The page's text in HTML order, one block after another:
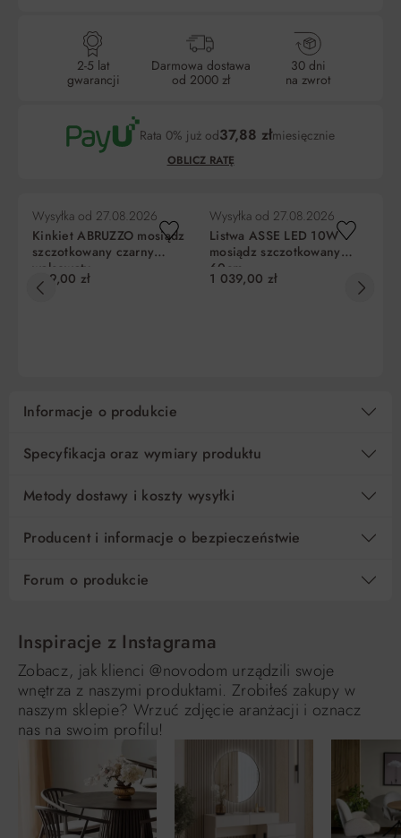
2-5 lat
gwarancji
Darmowa dostawa
od 2000 zł
30 dni
na zwrot
Rata 0% już od37,88 złmiesięcznie
OBLICZ RATĘ
Liczba RRSO
15 37,88 zł
Pośrednik kredytowy i organizacje finansujące
Wysyłka od 27.08.2026
Kinkiet ABRUZZO mosiądz
szczotkowany czarny
walcowaty
669,00 zł
Wysyłka od 27.08.2026
Listwa ASSE LED 10W
mosiądz szczotkowany
60cm
1 039,00 zł
Informacje o produkcie
Specyfikacja oraz wymiary produktu
Metody dostawy i koszty wysyłki
Producent i informacje o bezpieczeństwie
Forum o produkcie
Inspiracje z Instagrama
Zobacz, jak klienci @novodom urządzili swoje
wnętrza z naszymi produktami. Zrobiłeś zakupy w
naszym sklepie? Wrzuć zdjęcie aranżacji i oznacz
nas na swoim profilu!